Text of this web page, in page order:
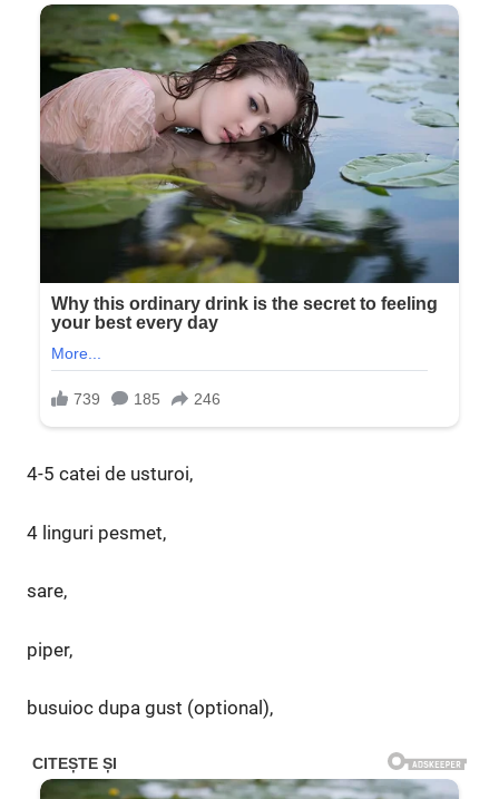
4-5 catei de usturoi,
4 linguri pesmet,
sare,
piper,
busuioc dupa gust (optional),